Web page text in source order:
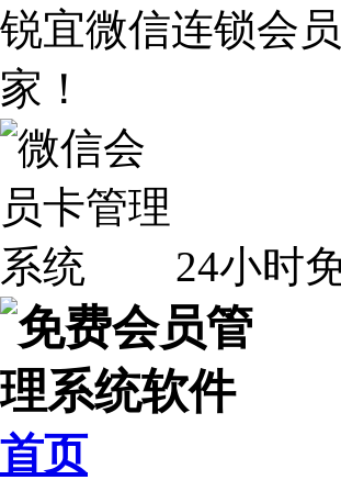
锐宜微信连锁会
家！
24小时
首页